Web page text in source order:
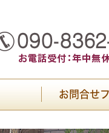
お問合せ